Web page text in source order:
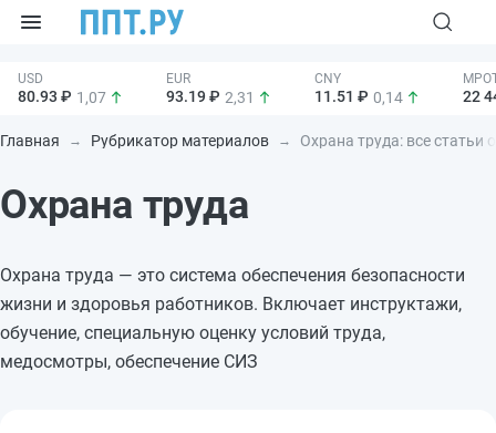
80.93 ₽ 1,07 93.19 ₽ 2,31 11.51 ₽ 0,14 22
Главная Рубрикатор материалов Охрана труда: все статьи
Охрана труда
Охрана труда — это система обеспечения безопасности
жизни и здоровья работников. Включает инструктажи,
обучение, специальную оценку условий труда,
медосмотры, обеспечение СИЗ